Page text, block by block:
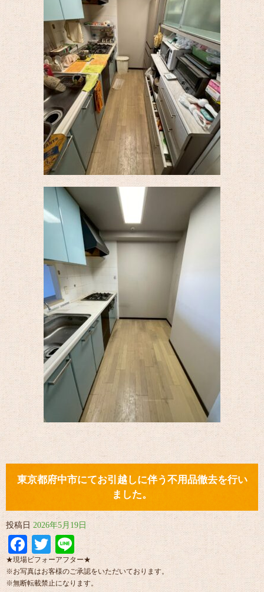
東京都府中市にてお引越しに伴う不用品徹去を行い
ました。
投稿日 2026年5月19日
Facebook
Twitter
Line
★現場ビフォーアフター★
※お写真はお客様のご承認をいただいております。
※無断転載禁止になります。